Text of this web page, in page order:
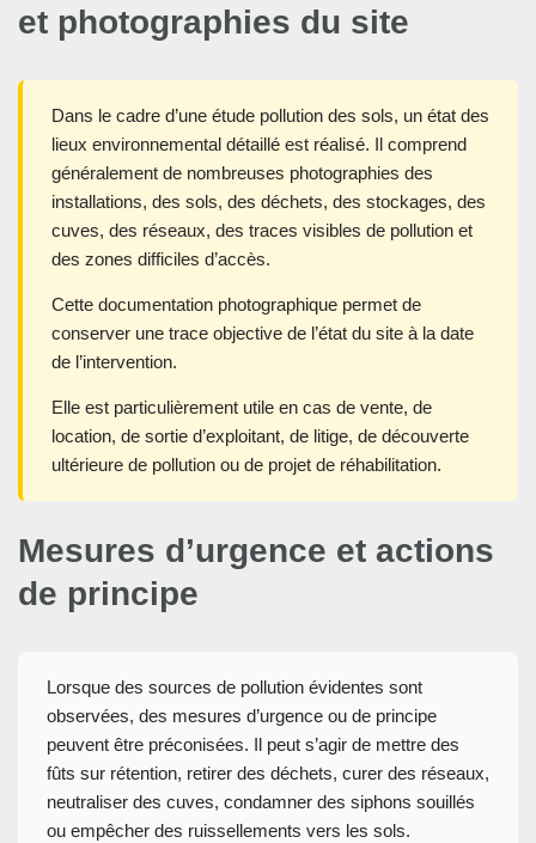
et photographies du site
Dans le cadre d’une étude pollution des sols, un état des
lieux environnemental détaillé est réalisé. Il comprend
généralement de nombreuses photographies des
installations, des sols, des déchets, des stockages, des
cuves, des réseaux, des traces visibles de pollution et
des zones difficiles d’accès.
Cette documentation photographique permet de
conserver une trace objective de l’état du site à la date
de l’intervention.
Elle est particulièrement utile en cas de vente, de
location, de sortie d’exploitant, de litige, de découverte
ultérieure de pollution ou de projet de réhabilitation.
Mesures d’urgence et actions
de principe
Lorsque des sources de pollution évidentes sont
observées, des mesures d’urgence ou de principe
peuvent être préconisées. Il peut s’agir de mettre des
fûts sur rétention, retirer des déchets, curer des réseaux,
neutraliser des cuves, condamner des siphons souillés
ou empêcher des ruissellements vers les sols.